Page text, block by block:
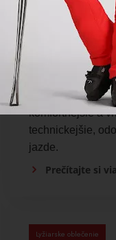
Lyžiarske oblečenie
Pri
označeniach
DWR je
2L a 3L
komfortnejšie a
technickejšie,
jazde.
Prečítajte si
Lyžiarske oblečenie